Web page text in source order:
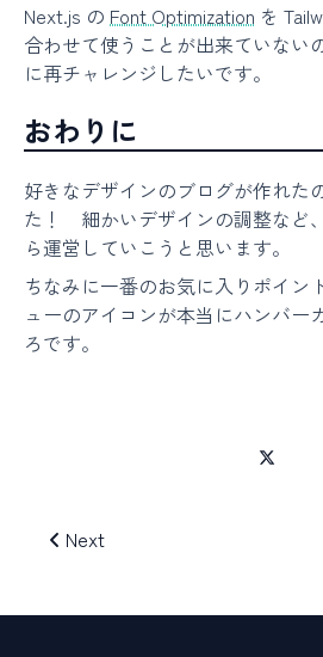
Next.js の Font Optimization を
合わせて使うことが出来ていない
に再チャレンジしたいです。
おわりに
好きなデザインのブログが作れた
た！ 細かいデザインの調整など
ら運営していこうと思います。
ちなみに一番のお気に入りポイン
ューのアイコンが本当にハンバー
ろです。
Next